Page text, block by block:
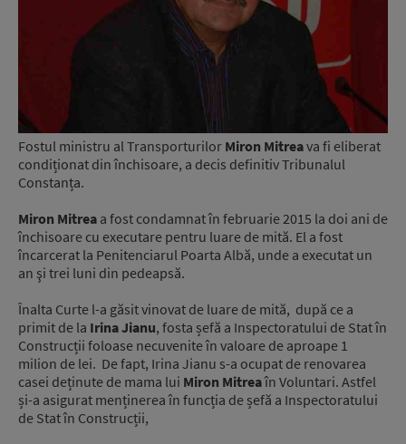
Fostul ministru al Transporturilor Miron Mitreava fi eliberat
condiționat din închisoare, a decis definitiv Tribunalul
Constanța.
Miron Mitrea a fost condamnat în februarie 2015 la doi ani de
închisoare cu executare pentru luare de mită. El a fost
încarcerat la Penitenciarul Poarta Albă, unde a executat un
an şi trei luni din pedeapsă.
Înalta Curte l-a găsit vinovat de luare de mită, după ce a
primit de la Irina Jianu, fosta șefă a Inspectoratului de Stat în
Construcții foloase necuvenite în valoare de aproape 1
milion de lei. De fapt, Irina Jianu s-a ocupat de renovarea
casei deținute de mama lui Miron Mitreaîn Voluntari. Astfel
și-a asigurat menținerea în funcția de șefă a Inspectoratului
de Stat în Construcții,